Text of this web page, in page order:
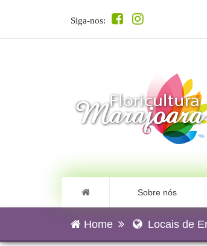
Siga-nos:
Sobre nós
Home Locais de